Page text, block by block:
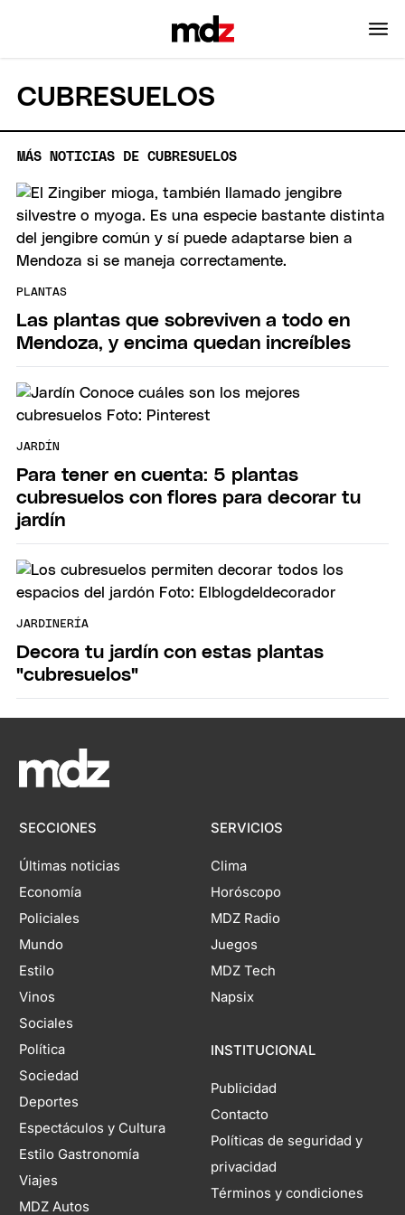
CUBRESUELOS
MÁS NOTICIAS DE CUBRESUELOS
PLANTAS
Las plantas que sobreviven a todo en
Mendoza, y encima quedan increíbles
JARDÍN
Para tener en cuenta: 5 plantas
cubresuelos con flores para decorar tu
jardín
JARDINERÍA
Decora tu jardín con estas plantas
"cubresuelos"
SECCIONES
Últimas noticias
Economía
Policiales
Mundo
Estilo
Vinos
Sociales
Política
Sociedad
Deportes
Espectáculos y Cultura
Estilo Gastronomía
Viajes
MDZ Autos
SERVICIOS
Clima
Horóscopo
MDZ Radio
Juegos
MDZ Tech
Napsix
INSTITUCIONAL
Publicidad
Contacto
Políticas de seguridad y
privacidad
Términos y condiciones